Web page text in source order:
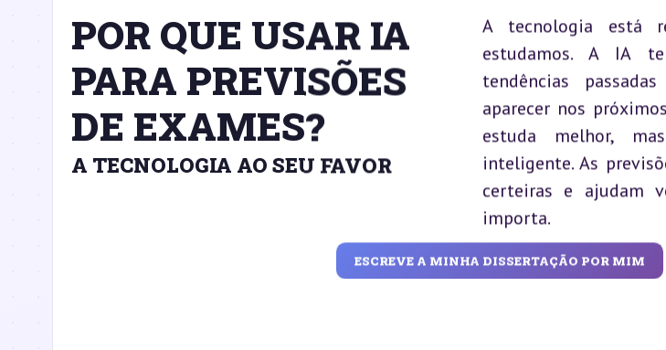
POR QUE USAR IA
PARA PREVISÕES
DE EXAMES?
A TECNOLOGIA AO SEU FAVOR
A tecnologia está
estudamos. A IA
tendências
aparecer nos
estuda melhor,
inteligente. As
certeiras e ajudam
importa.
ESCREVE A MINHA DISSERTAÇÃO POR MIM